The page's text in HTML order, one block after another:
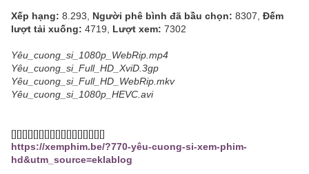
Xếp hạng: 8.293, Người phê bình đã bầu chọn: 8307, Đếm
lượt tải xuống: 4719, Lượt xem: 7302
Yêu_cuong_si_1080p_WebRip.mp4
Yêu_cuong_si_Full_HD_XviD.3gp
Yêu_cuong_si_Full_HD_WebRip.mkv
Yêu_cuong_si_1080p_HEVC.avi
[][][][][][][][][][][][][][][][][]
https://xemphim.be/?770-yêu-cuong-si-xem-phim-
hd&utm_source=eklablog